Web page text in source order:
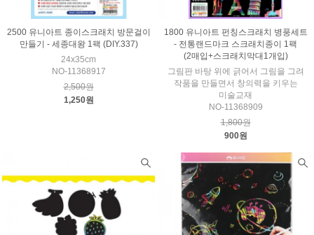
2500 유니아트 종이스크래치 방문걸이
만들기 - 세종대왕 1팩 (DIY.337)
24x35cm
NO-11368917
2,500원
1,250원
1800 유니아트 펀칭스크래치 병풍세트
- 전통랜드마크 스크래치종이 1팩
(2매입+스크래치막대1개입)
그림판 바탕 위에 긁어서 그림을 그려
작품을 만들면서 창의력을 키우는
미술교재
NO-11368909
1,800원
900원